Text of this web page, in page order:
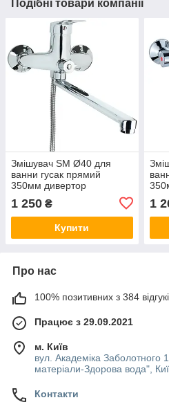
Подібні товари компанії
Змішувач SM Ø40 для
ванни гусак прямий
350мм дивертор
вбудований картріджний
TAU (SM-2C244C)
1 250 ₴
Купити
1
Про нас
100% позитивних з 384
Працює з 29.09.2021
м. Київ
вул. Академіка Заболотного
матеріали-Здорова вода",
Контакти